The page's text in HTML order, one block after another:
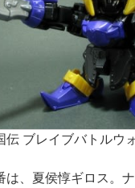
ブレイブバトルウ
、夏侯惇ギロス。